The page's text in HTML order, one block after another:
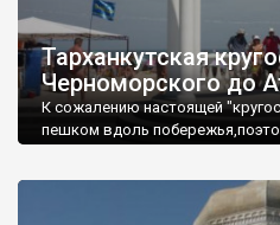
Тарханкутская
Черноморского до
К сожалению настоящей
пешком вдоль